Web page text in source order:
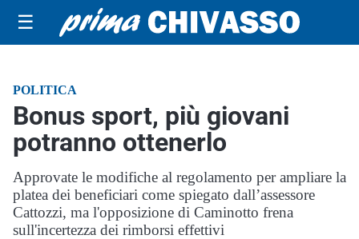
☰
POLITICA
Bonus sport, più giovani
potranno ottenerlo
Approvate le modifiche al regolamento per ampliare la
platea dei beneficiari come spiegato dall’assessore
Cattozzi, ma l'opposizione di Caminotto frena
sull'incertezza dei rimborsi effettivi